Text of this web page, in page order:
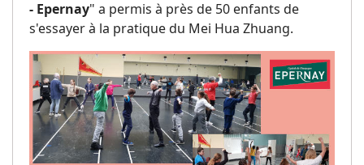
- Epernay" a permis à près de 50 enfants de
s'essayer à la pratique du Mei Hua Zhuang.